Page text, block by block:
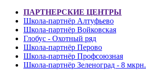
ПАРТНЕРСКИЕ ЦЕНТРЫ
Школа-партнёр Алтуфьево
Школа-партнёр Войковская
Глобус - Охотный ряд
Школа-партнёр Перово
Школа-партнёр Профсоюзная
Школа-партнёр Зеленоград - 8 мкрн.